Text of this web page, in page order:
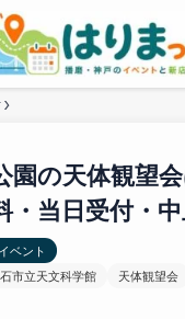
園の天体観望
・当日受付・
イベント
市立天文科学館 天体観望会